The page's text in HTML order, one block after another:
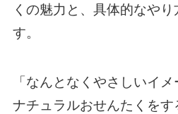
くの魅力と、具体的なや
す。
「なんとなくやさしいイ
ナチュラルおせんたくをす